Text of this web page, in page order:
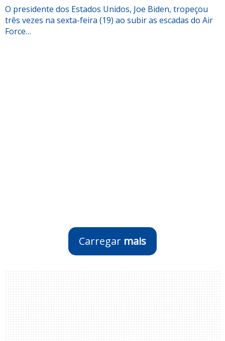
O presidente dos Estados Unidos, Joe Biden, tropeçou
três vezes na sexta-feira (19) ao subir as escadas do Air
Force…
Carregar mais